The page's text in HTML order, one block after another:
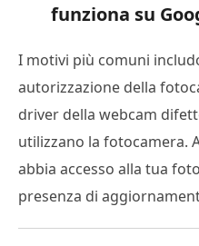
funziona su
I motivi più comuni
autorizzazione della
driver della webcam
utilizzano la fotocamera.
abbia accesso alla tua
presenza di